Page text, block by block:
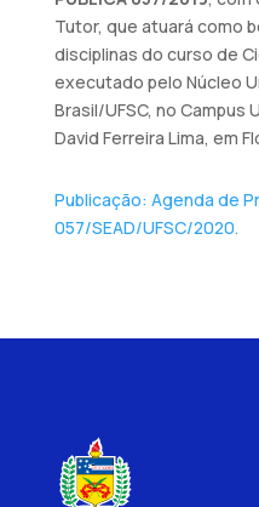
Tutor, que atuará como
disciplinas do curso de
executado pelo Núcleo
Brasil/UFSC, no Campus
David Ferreira Lima, em
Publicação: Agenda de
057/SEAD/UFSC/2020.